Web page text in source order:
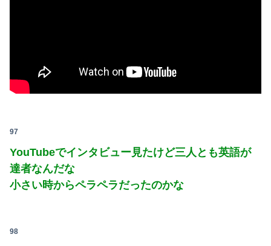
97
YouTubeでインタビュー見たけど三人とも英語が
達者なんだな
小さい時からペラペラだったのかな
98